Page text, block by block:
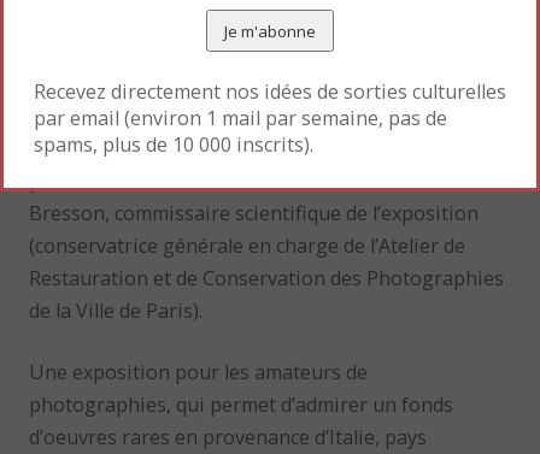
redécouverte de la valeur esthétique intrinsèqie du
négatif, comme de sa place dans la compréhension
et l’appréciation du médium photographique se
mettra progressivement en place d’abord dans les
pays anglo-saxons, puis en France et en Italie, à
Bresson, commissaire scientifique de l’exposition
(conservatrice générale en charge de l’Atelier de
Restauration et de Conservation des Photographies
de la Ville de Paris).
Une exposition pour les amateurs de
photographies, qui permet d’admirer un fonds
d’oeuvres rares en provenance d’Italie, pays
Recevez directement nos idées de sorties culturelles
par email (environ 1 mail par semaine, pas de
spams, plus de 10 000 inscrits).